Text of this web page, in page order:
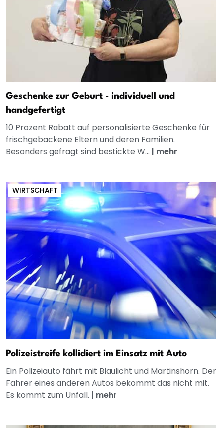
Geschenke zur Geburt - individuell und
handgefertigt
10 Prozent Rabatt auf personalisierte Geschenke für
frischgebackene Eltern und deren Familien.
Besonders gefragt sind bestickte W... | mehr
WIRTSCHAFT
Polizeistreife kollidiert im Einsatz mit Auto
Ein Polizeiauto fährt mit Blaulicht und Martinshorn. Der
Fahrer eines anderen Autos bekommt das nicht mit.
Es kommt zum Unfall. | mehr